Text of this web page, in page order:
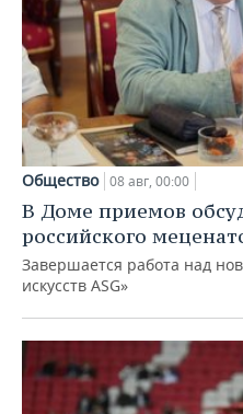
Общество 08 авг, 00:00
В Доме приемов
российского
Завершается работа над
искусств ASG»